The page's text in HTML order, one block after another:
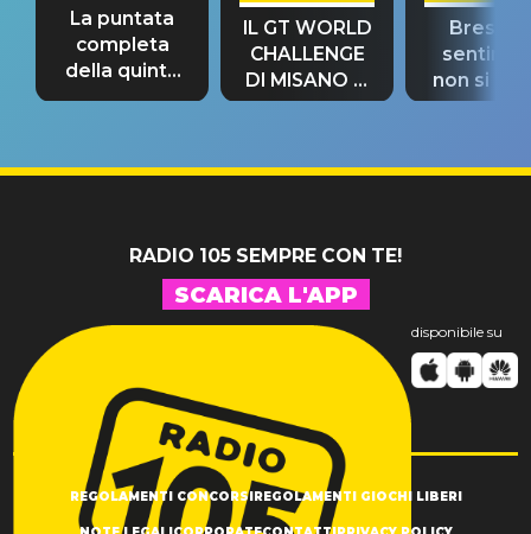
La puntata
completa
della quinta
tappa
IL GT WORLD
CHALLENGE
DI MISANO si
riconferma
Bresh:
non si
fino alla
RADIO 105 SEMPRE CON TE!
SCARICA L'APP
disponibile su
REGOLAMENTI CONCORSI REGOLAMENTI GIOCHI LIBERI